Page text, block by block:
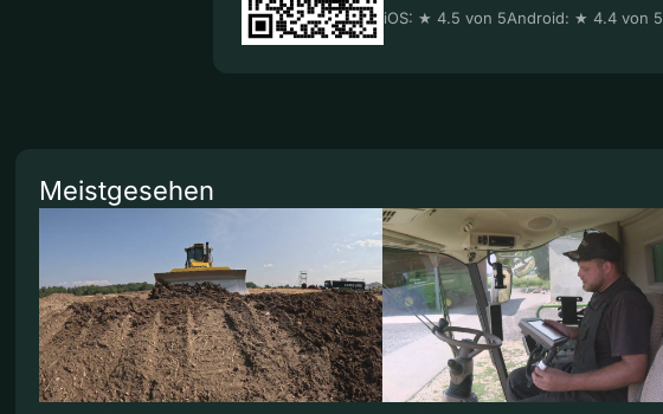
iOS: ★ 4.5 von 5Android: ★ 4.4 von 5
Meistgesehen